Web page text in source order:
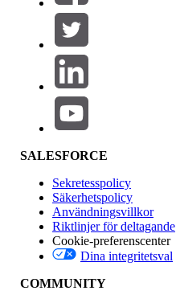
VÄLJ FILTER
Produktområde
Funktionspåverkan
Version
SALESFORCE
Sekretesspolicy
Säkerhetspolicy
Användningsvillkor
Riktlinjer för deltagande
Cookie-preferenscenter
Dina integritetsval
COMMUNITY